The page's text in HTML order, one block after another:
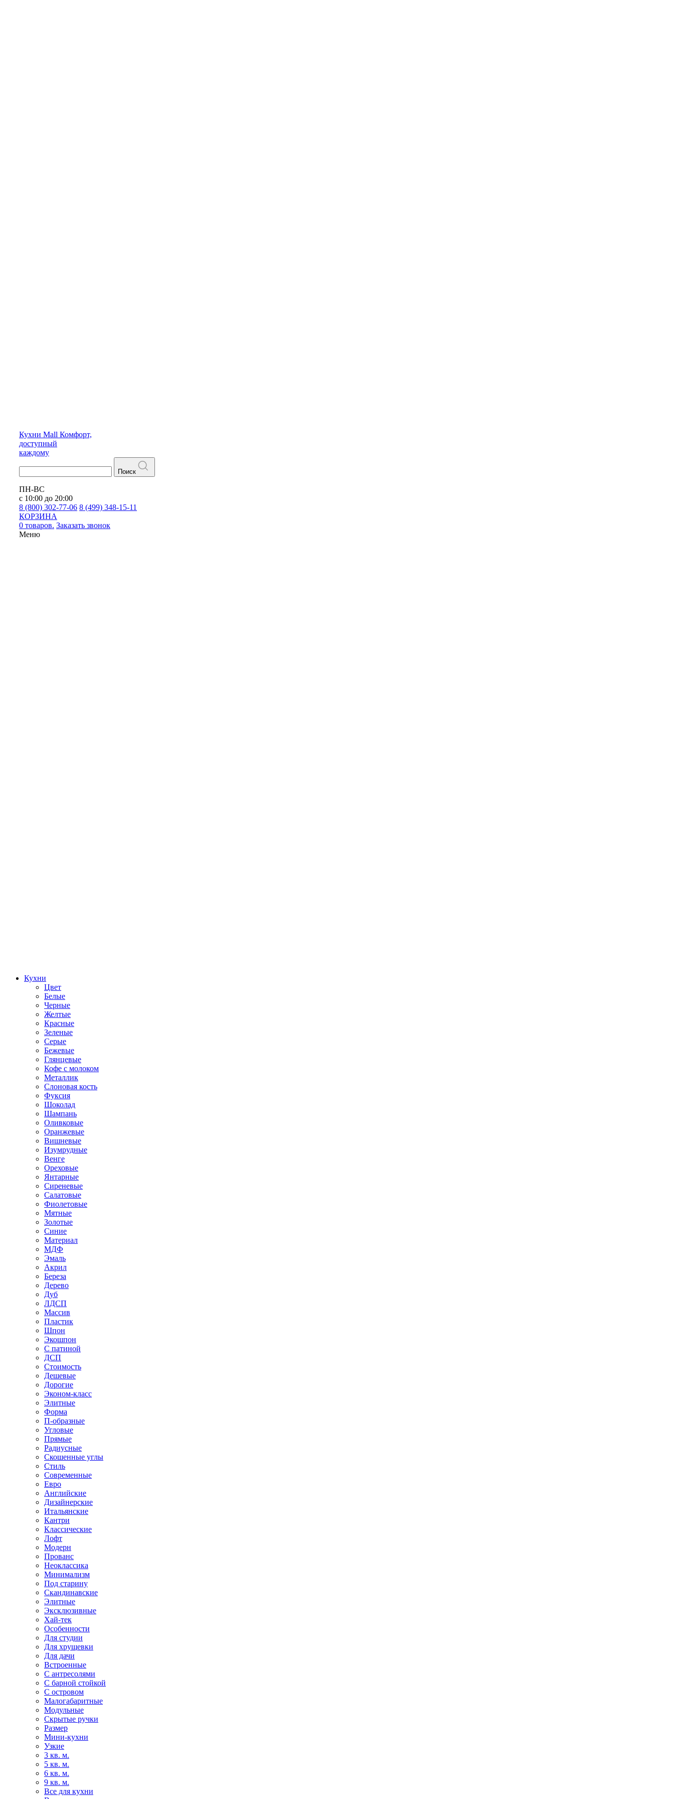
Кухни Mall Комфорт,
доступный
каждому
Поиск
ПН-ВС
с 10:00 до 20:00
8 (800) 302-77-06 8 (499) 348-15-11
КОРЗИНА
0 товаров. Заказать звонок
Меню
Кухни
Цвет
Белые
Черные
Желтые
Красные
Зеленые
Серые
Бежевые
Глянцевые
Кофе с молоком
Металлик
Слоновая кость
Фуксия
Шоколад
Шампань
Оливковые
Оранжевые
Вишневые
Изумрудные
Венге
Ореховые
Янтарные
Сиреневые
Салатовые
Фиолетовые
Мятные
Золотые
Синие
Материал
МДФ
Эмаль
Акрил
Береза
Дерево
Дуб
ЛДСП
Массив
Пластик
Шпон
Экошпон
С патиной
ДСП
Стоимость
Дешевые
Дорогие
Эконом-класс
Элитные
Форма
П-образные
Угловые
Прямые
Радиусные
Скошенные углы
Стиль
Современные
Евро
Английские
Дизайнерские
Итальянские
Кантри
Классические
Лофт
Модерн
Прованс
Неоклассика
Минимализм
Под старину
Скандинавские
Элитные
Эксклюзивные
Хай-тек
Особенности
Для студии
Для хрущевки
Для дачи
Встроенные
С антресолями
С барной стойкой
С островом
Малогабаритные
Модульные
Скрытые ручки
Размер
Мини-кухни
Узкие
3 кв. м.
5 кв. м.
6 кв. м.
9 кв. м.
Все для кухни